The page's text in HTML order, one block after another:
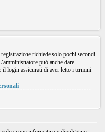
richiede solo pochi secondi
puó anche dare
il login assicurati di aver letto i termini